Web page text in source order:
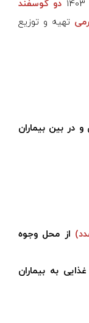
دو گوسفند
تهیه و توزیع
و در بین بیماران
از محل وجوه
به بیماران